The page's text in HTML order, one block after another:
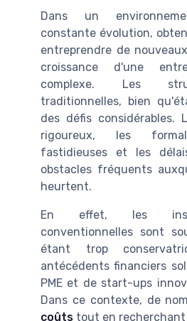
Dans un
constante évolution,
entreprendre de
croissance d'une
complexe. Les
traditionnelles, bien
des défis considérables.
rigoureux, les
fastidieuses et les
obstacles fréquents
heurtent.
En effet, les
conventionnelles sont
étant trop
antécédents financiers
PME et de start-ups
Dans ce contexte, de
coûts tout en recherchant